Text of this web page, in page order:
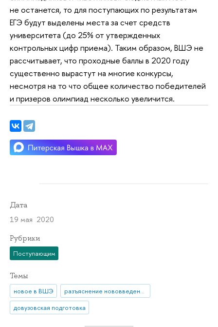
не останется, то для поступающих по результатам
ЕГЭ будут выделены места за счет средств
университета (до 25% от утвержденных
контрольных цифр приема). Таким образом, ВШЭ не
рассчитывает, что проходные баллы в 2020 году
существенно вырастут на многие конкурсы,
несмотря на то что общее количество победителей
и призеров олимпиад несколько увеличится.
Дата
19 мая 2020
Рубрики
Поступающим
Темы
новое в ВШЭ
разъяснение нововведения
довузовская подготовка